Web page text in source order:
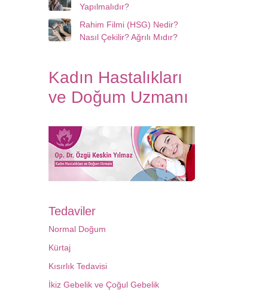
Yapılmalıdır?
Rahim Filmi (HSG) Nedir?
Nasıl Çekilir? Ağrılı Mıdır?
Kadın Hastalıkları
ve Doğum Uzmanı
Tedaviler
Normal Doğum
Kürtaj
Kısırlık Tedavisi
İkiz Gebelik ve Çoğul Gebelik